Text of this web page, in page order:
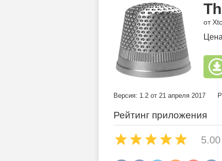
от
Версия: 1.2 от 21 апреля 2017
Рейтинг приложения
5.00